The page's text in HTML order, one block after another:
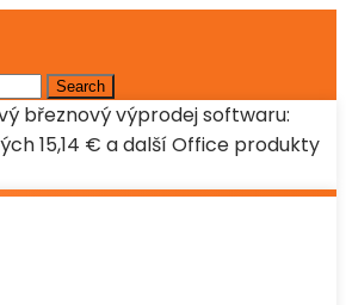
březnový výprodej softwaru:
15,14 € a další Office produkty